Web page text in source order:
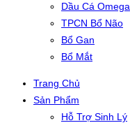
Dầu Cá Omega
TPCN Bổ Não
Bổ Gan
Bổ Mắt
Trang Chủ
Sản Phẩm
Hỗ Trợ Sinh Lý